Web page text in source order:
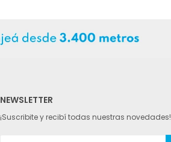
NEWSLETTER
¡Suscribite y recibí todas nuestras novedades!